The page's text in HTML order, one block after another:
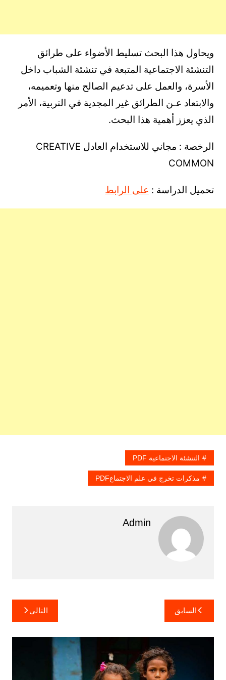
ويحاول هذا البحث تسليط الأضواء على طرائق
التنشئة الاجتماعية المتبعة في تنشئة الشباب داخل
الأسرة، والعمل على تدعيم الصالح منها وتعميمه،
والابتعاد عـن الطرائق غير المجدية في التربية، الأمر
الذي يعزز أهمية هذا البحث.
الرخصة : مجاني للاستخدام العادل CREATIVE
COMMON
تحميل الدراسة : على الرابط
التنشئة الاجتماعية PDF
مذكرات تخرج في علم الاجتماعPDF
Admin
تصفّح
المقالات
السابق التالي